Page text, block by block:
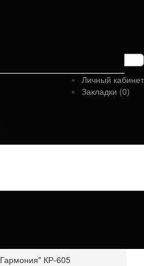
Личный кабинет
Закладки (0)
КР-605